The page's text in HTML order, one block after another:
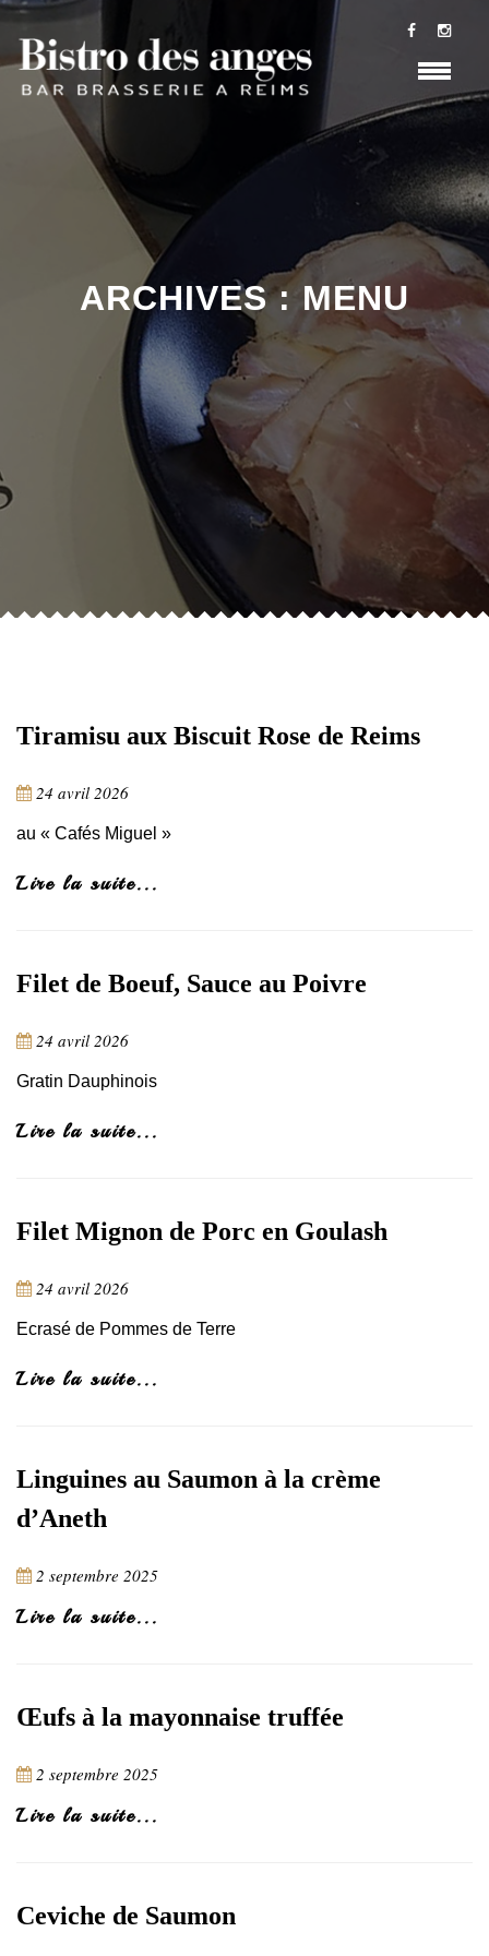
ARCHIVES :MENU
Tiramisu aux Biscuit Rose de Reims
24 avril 2026
au « Cafés Miguel »
Lire la suite...
Filet de Boeuf, Sauce au Poivre
24 avril 2026
Gratin Dauphinois
Lire la suite...
Filet Mignon de Porc en Goulash
24 avril 2026
Ecrasé de Pommes de Terre
Lire la suite...
Linguines au Saumon à la crème
d’Aneth
2 septembre 2025
Lire la suite...
Œufs à la mayonnaise truffée
2 septembre 2025
Lire la suite...
Ceviche de Saumon